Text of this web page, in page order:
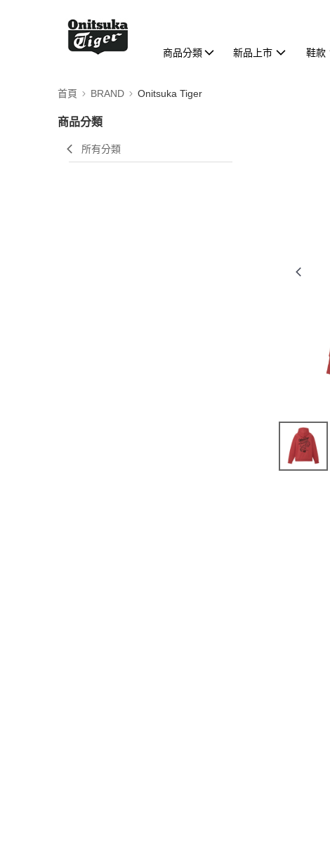
商品分類 新品上市 鞋款
首頁 BRAND Onitsuka Tiger
商品分類
所有分類